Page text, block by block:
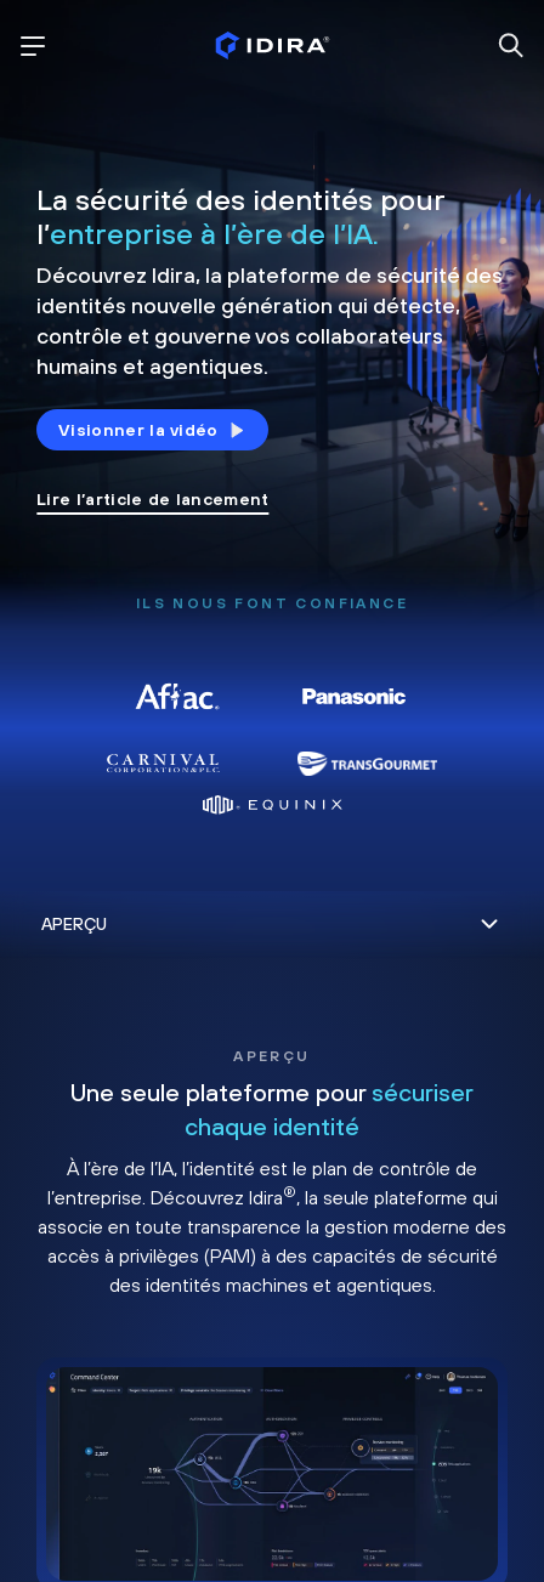
La sécurité des identités pour
l’entreprise à l’ère de l’IA.
Découvrez Idira, la plateforme de sécuritédes
identités nouvelle génération qui détecte,
contrôle et gouverne vos collaborateurs
humains et agentiques.
Visionner la vidéo
Lire l’article de lancement
ILS NOUS FONT CONFIANCE
APERÇU
Une seule plateforme pour sécuriser
chaque identité
À l’ère de l’IA, l’identité est le plan de contrôle de
l’entreprise. Découvrez Idira®, la seule plateforme qui
associe en toute transparence la gestion moderne des
accès à privilèges (PAM) à des capacités de sécurité
des identités machines et agentiques.